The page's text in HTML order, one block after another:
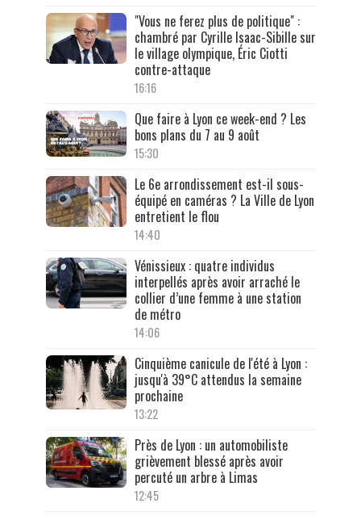
"Vous ne ferez plus de politique" :
chambré par Cyrille Isaac-Sibille sur
le village olympique, Éric Ciotti
contre-attaque
16:16
Que faire à Lyon ce week-end ? Les
bons plans du 7 au 9 août
15:30
Le 6e arrondissement est-il sous-
équipé en caméras ? La Ville de Lyon
entretient le flou
14:40
Vénissieux : quatre individus
interpellés après avoir arraché le
collier d’une femme à une station
de métro
14:06
Cinquième canicule de l'été à Lyon :
jusqu'à 39°C attendus la semaine
prochaine
13:22
Près de Lyon : un automobiliste
grièvement blessé après avoir
percuté un arbre à Limas
12:45